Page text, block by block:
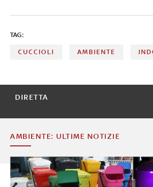
TAG:
CUCCIOLI AMBIENTE
DIRETTA
AMBIENTE: ULTIME NOTIZIE